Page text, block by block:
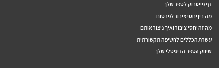
דף פייסבוק לספר שלך
מה בין יחסי ציבור לפרסום
מה זה יחסי ציבור ואיך ניצור אותם
עשרת הכללים לחשיפה תקשורתית
שיווק הספר הדיגיטלי שלך